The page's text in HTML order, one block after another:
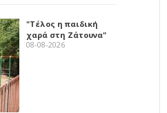
"Τέλος η παιδική
χαρά στη Ζάτουνα"
08-08-2026